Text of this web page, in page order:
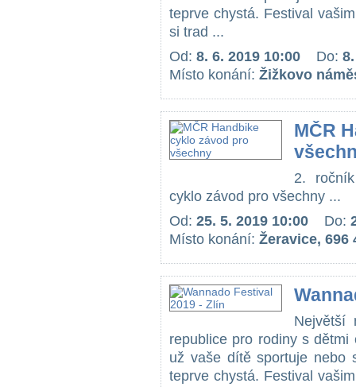
teprve chystá. Festival
si trad ...
Od: 8. 6. 2019 10:00 Do:
Místo konání: Žižkovo
MČR
2.
cyklo závod pro všechny ...
Od: 25. 5. 2019 10:00 Do:
Místo konání: Žeravice, 696
Největší
republice pro rodiny s
už vaše dítě sportuje nebo
teprve chystá. Festival